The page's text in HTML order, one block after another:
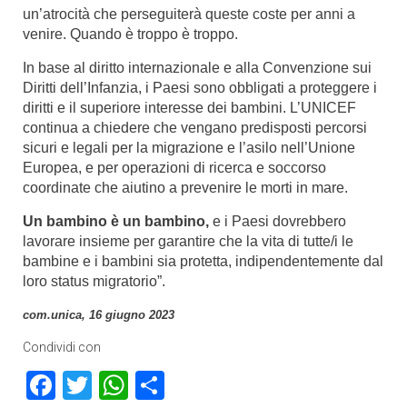
un’atrocità che perseguiterà queste coste per anni a
venire. Quando è troppo è troppo.
In base al diritto internazionale e alla Convenzione sui
Diritti dell’Infanzia, i Paesi sono obbligati a proteggere i
diritti e il superiore interesse dei bambini. L’UNICEF
continua a chiedere che vengano predisposti percorsi
sicuri e legali per la migrazione e l’asilo nell’Unione
Europea, e per operazioni di ricerca e soccorso
coordinate che aiutino a prevenire le morti in mare.
Un bambino è un bambino, e i Paesi dovrebbero
lavorare insieme per garantire che la vita di tutte/i le
bambine e i bambini sia protetta, indipendentemente dal
loro status migratorio”.
com.unica, 16 giugno 2023
Condividi con
Facebook
TwitterWhatsApp